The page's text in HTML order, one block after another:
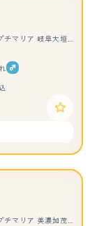
ペットショッププチマリア 岐阜大垣垂井店
ペットショッププチマリア 美濃加茂店